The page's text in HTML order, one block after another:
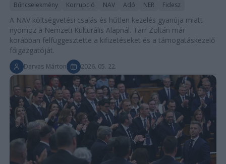
Bűncselekmény Korrupció NAV Adó NER Fidesz
A NAV költségvetési csalás és hűtlen kezelés gyanúja miatt
nyomoz a Nemzeti Kulturális Alapnál. Tarr Zoltán már
korábban felfüggesztette a kifizetéseket és a támogatáskezelő
főigazgatóját.
Darvas Márton 2026. 05. 22.